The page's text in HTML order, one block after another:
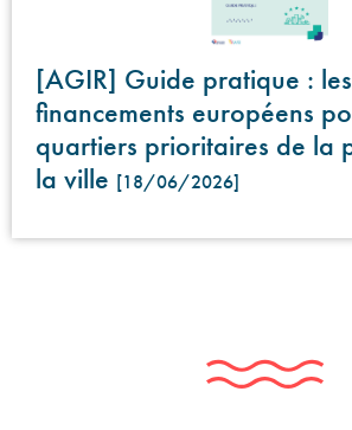
[AGIR] Guide pratique : les
financements européens
quartiers prioritaires de la
la ville [18/06/2026]